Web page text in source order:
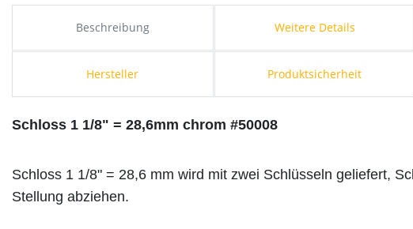
Beschreibung Weitere Details
Hersteller Produktsicherheit
Schloss 1 1/8" = 28,6mm chrom #50008
Schloss 1 1/8" = 28,6 mm wird mit zwei Schlüsseln geliefert,
Stellung abziehen.